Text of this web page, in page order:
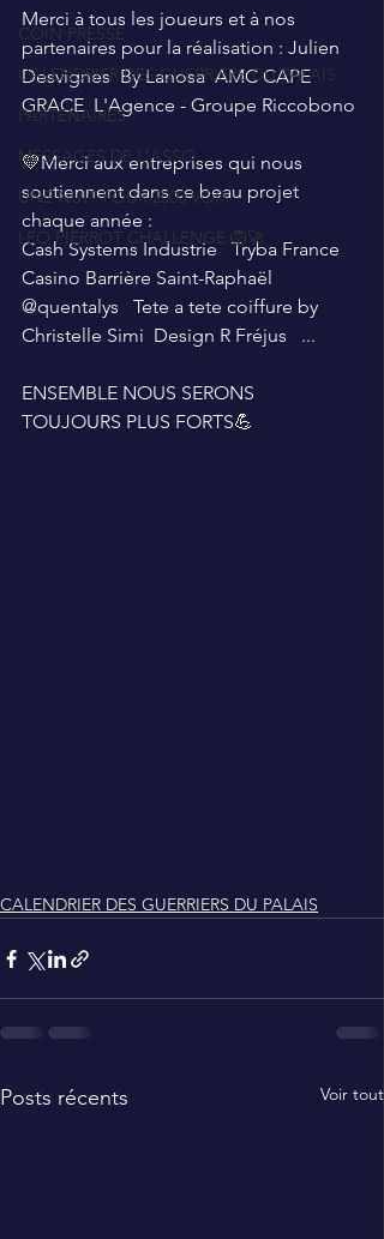
COIN PRESSE
CALENDRIER DES GUERRIERS DU PALAIS
PARTENAIRES
MESSAGES DE L'ASSO
UNE NUIT POUR 2500 VOIX
LEO PIERROT CHALLENGE 🦁🚀
Merci à tous les joueurs et à nos
partenaires pour la réalisation : Julien
Desvignes  By Lanosa  AMC CAPE
GRACE  L'Agence - Groupe Riccobono
💛Merci aux entreprises qui nous
soutiennent dans ce beau projet
chaque année :
Cash Systems Industrie   Tryba France
Casino Barrière Saint-Raphaël
@quentalys   Tete a tete coiffure by
Christelle Simi  Design R Fréjus   ...
ENSEMBLE NOUS SERONS
TOUJOURS PLUS FORTS💪
CALENDRIER DES GUERRIERS DU PALAIS
Posts récents Voir tout